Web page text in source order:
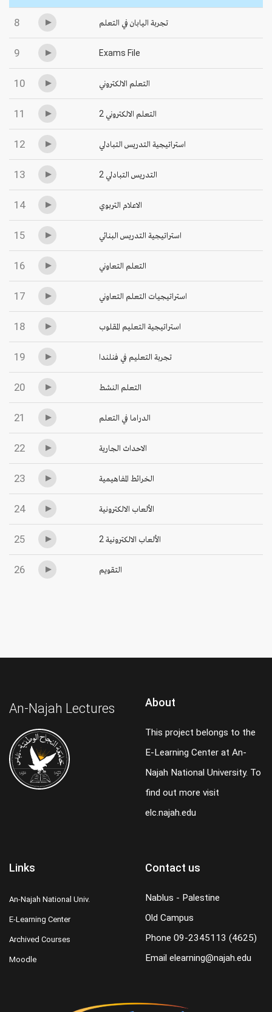
8 تجربة اليابان في التعلم
9 Exams File
10 التعلم الالكتروني
11 التعلم الالكتروني 2
12 استراتيجية التدريس التبادلي
13 التدريس التبادلي 2
14 الاعلام التربوي
15 استراتيجية التدريس البنائي
16 التعلم التعاوني
17 استراتيجيات التعلم التعاوني
18 استراتيجية التعليم المقلوب
19 تجربة التعليم في فنلندا
20 التعلم النشط
21 الدراما في التعلم
22 الاحداث الجارية
23 الخرائط المفاهيمية
24 الألعاب الالكترونية
25 الألعاب الالكترونية 2
26 التقويم
An-Najah Lectures About
This project belongs to the
E-Learning Center at An-
Najah National University. To
find out more visit
elc.najah.edu
Links
An-Najah National Univ.
E-Learning Center
Archived Courses
Moodle
Contact us
Nablus - Palestine
Old Campus
Phone 09-2345113 (4625)
Email elearning@najah.edu